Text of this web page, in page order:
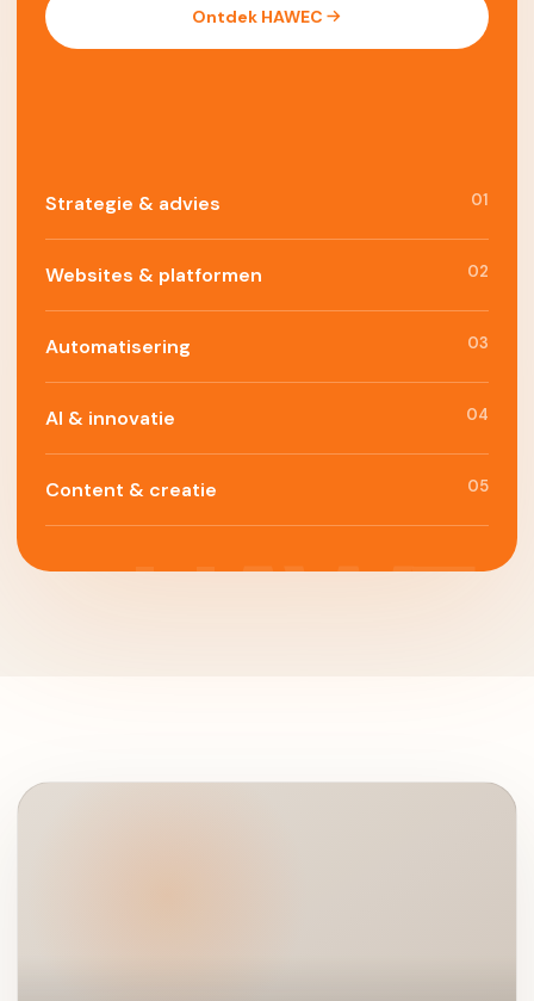
Ontdek HAWEC
Strategie & advies 01
Websites & platformen 02
Automatisering 03
AI & innovatie 04
Content & creatie 05